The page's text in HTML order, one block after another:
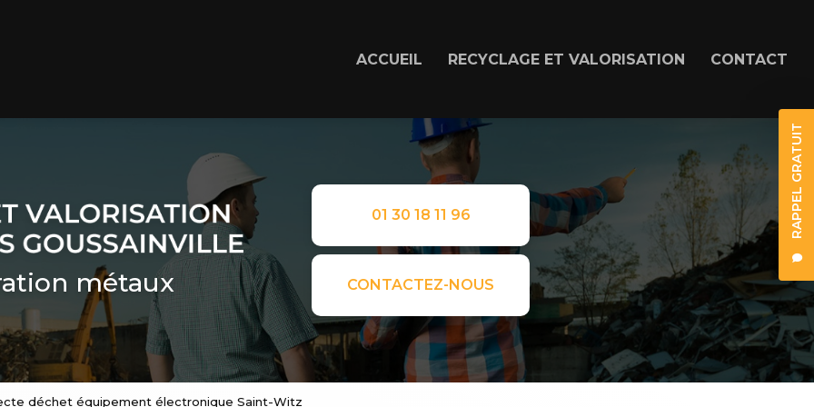
RAPPEL GRATUIT
ACCUEIL RECYCLAGE ET VALORISATION CONTACT
métaux
01 30 18 11 96
CONTACTEZ-NOUS
déchet équipement électronique Saint-Witz